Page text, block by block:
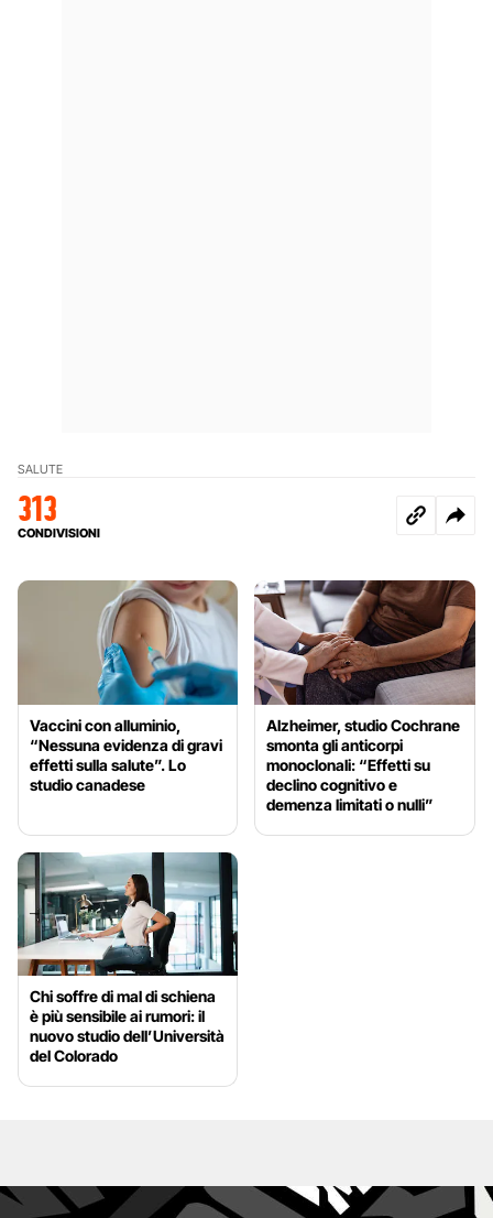
SALUTE
313
CONDIVISIONI
Vaccini con alluminio,
“Nessuna evidenza di gravi
effetti sulla salute”. Lo
studio canadese
Alzheimer, studio Cochrane
smonta gli anticorpi
monoclonali: “Effetti su
declino cognitivo e
demenza limitati o nulli”
Chi soffre di mal di schiena
è più sensibile ai rumori: il
nuovo studio dell’Università
del Colorado